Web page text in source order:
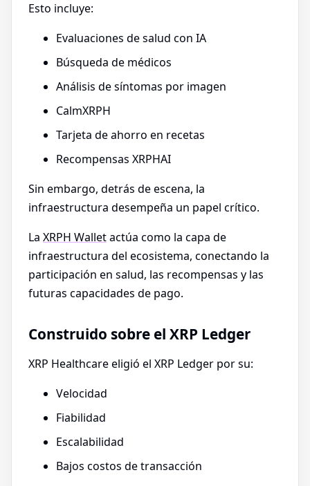
Esto incluye:
Evaluaciones de salud con IA
Búsqueda de médicos
Análisis de síntomas por imagen
CalmXRPH
Tarjeta de ahorro en recetas
Recompensas XRPHAI
Sin embargo, detrás de escena, la
infraestructura desempeña un papel crítico.
La XRPH Walletactúa como la capa de
infraestructura del ecosistema, conectando la
participación en salud, las recompensas y las
futuras capacidades de pago.
Construido sobre el XRP Ledger
XRP Healthcare eligió el XRP Ledger por su:
Velocidad
Fiabilidad
Escalabilidad
Bajos costos de transacción